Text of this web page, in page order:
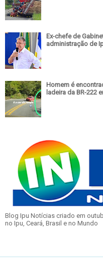
Ex-chefe de
administração de
Homem é
ladeira da BR-222
Blog Ipu Notícias criado em
no Ipu, Ceará, Brasil e no Mundo